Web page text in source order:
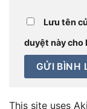
Lưu tên
duyệt này cho
This site uses